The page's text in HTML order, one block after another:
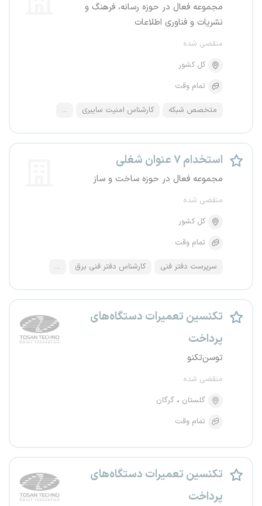
مجموعه فعال در حوزه رسانه، فرهنگ و
نشریات و فناوری اطلاعات
منقضی شده
کل کشور
تمام وقت
متخصص شبکه کارشناس امنیت سایبری ...
استخدام ۷ عنوان شغلی
مجموعه فعال در حوزه ساخت و ساز
منقضی شده
کل کشور
تمام وقت
سرپرست دفتر فنی کارشناس دفتر فنی برق ...
تکنسین تعمیرات دستگاه‌های
پرداخت
توسن‌تکنو
منقضی شده
گلستان
گرگان
تمام وقت
تکنسین تعمیرات دستگاه‌های
پرداخت